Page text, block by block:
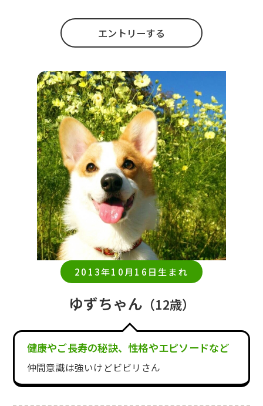
エントリーする
2013年10月16日生まれ
ゆずちゃん （12歳）
健康やご長寿の秘訣、性格やエピソードなど
仲間意識は強いけどビビリさん